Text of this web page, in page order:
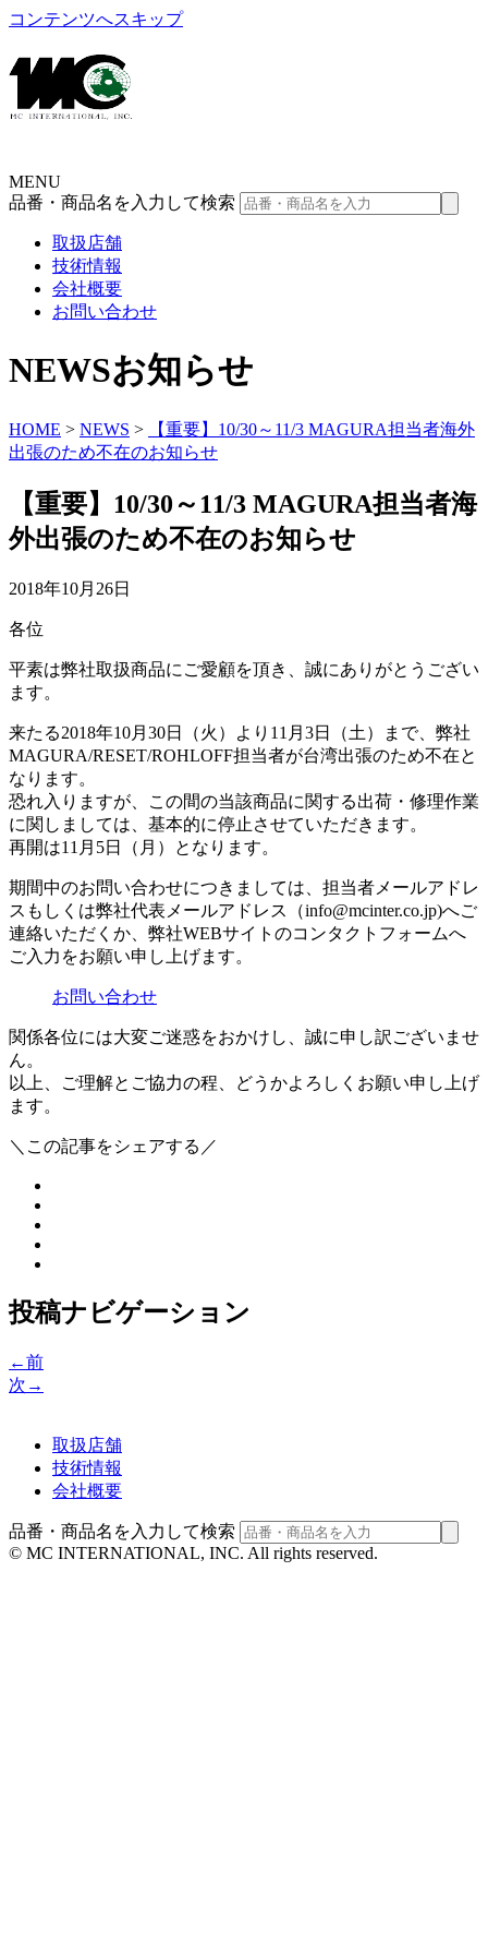
コンテンツへスキップ
MENU
品番・商品名を入力して検索
取扱店舗
技術情報
会社概要
お問い合わせ
NEWSお知らせ
HOME > NEWS >
【重要】10/30～11/3 MAGURA担当者海外
出張のため不在のお知らせ
【重要】10/30～11/3 MAGURA担当者海
外出張のため不在のお知らせ
2018年10月26日
各位
平素は弊社取扱商品にご愛顧を頂き、誠にありがとうござい
ます。
来たる2018年10月30日（火）より11月3日（土）まで、弊社
MAGURA/RESET/ROHLOFF担当者が台湾出張のため不在と
なります。
恐れ入りますが、この間の当該商品に関する出荷・修理作業
に関しましては、基本的に停止させていただきます。
再開は11月5日（月）となります。
期間中のお問い合わせにつきましては、担当者メールアドレ
スもしくは弊社代表メールアドレス（info@mcinter.co.jp)へご
連絡いただくか、弊社WEBサイトのコンタクトフォームへ
ご入力をお願い申し上げます。
お問い合わせ
関係各位には大変ご迷惑をおかけし、誠に申し訳ございませ
ん。
以上、ご理解とご協力の程、どうかよろしくお願い申し上げ
ます。
＼この記事をシェアする／
投稿ナビゲーション
←前
次→
取扱店舗
技術情報
会社概要
品番・商品名を入力して検索
© MC INTERNATIONAL, INC. All rights reserved.